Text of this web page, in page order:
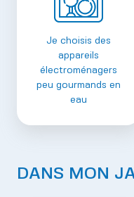
Je choisis des
appareils
électroménagers
peu gourmands en
eau
DANS MON